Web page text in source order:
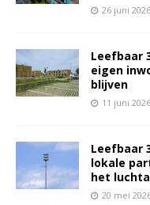
26 juni 2026
Leefbaar
eigen
blijven
11 juni 2026
Leefbaar
lokale
het
20 mei